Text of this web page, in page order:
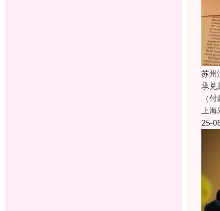
苏州
承兑
（
上海
25-